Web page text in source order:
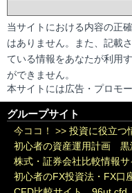
当サイトにおける内容の正
はありません。また、記載
ている情報をあなたが利用
ができません。
本サイトには広告・プロモ
グループサイト
今ココ！ >> 投資に役立つ
初心者の資産運用計画 黒
株式・証券会社比較情報
初心者のFX投資法・FX口